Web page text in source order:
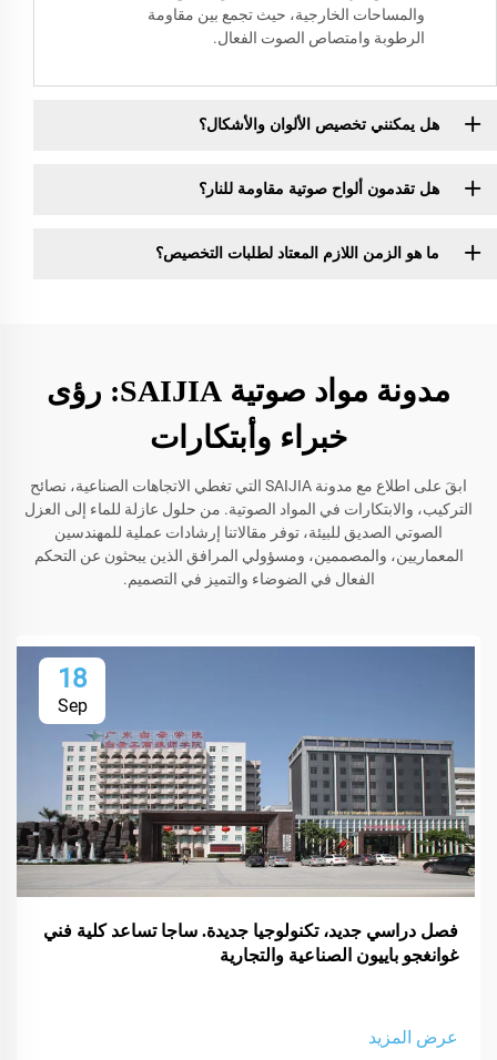
والمساحات الخارجية، حيث تجمع بين مقاومة
الرطوبة وامتصاص الصوت الفعال.
هل يمكنني تخصيص الألوان والأشكال؟
هل تقدمون ألواح صوتية مقاومة للنار؟
ما هو الزمن اللازم المعتاد لطلبات التخصيص؟
مدونة مواد صوتية SAIJIA: رؤى
خبراء وأبتكارات
ابقَ على اطلاع مع مدونة SAIJIA التي تغطي الاتجاهات الصناعية، نصائح
التركيب، والابتكارات في المواد الصوتية. من حلول عازلة للماء إلى العزل
الصوتي الصديق للبيئة، توفر مقالاتنا إرشادات عملية للمهندسين
المعماريين، والمصممين، ومسؤولي المرافق الذين يبحثون عن التحكم
الفعال في الضوضاء والتميز في التصميم.
18
Sep
فصل دراسي جديد، تكنولوجيا جديدة. ساجا تساعد كلية فني
غوانغجو باييون الصناعية والتجارية
عرض المزيد